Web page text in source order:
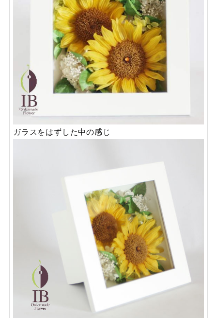
ガラスをはずした中の感じ